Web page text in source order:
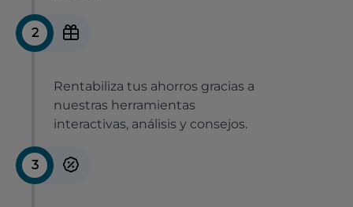
2
Rentabiliza tus ahorros gracias a
nuestras herramientas
interactivas, análisis y consejos.
3